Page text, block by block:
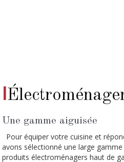
I
Une gamme aiguisée
Pour équiper votre cuisine et
avons sélectionné une large gamme
produits électroménagers haut de